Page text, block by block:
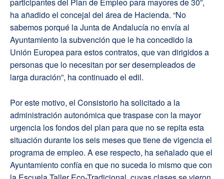
ha añadido el concejal del área de Hacienda. “No
sabemos porqué la Junta de Andalucía no envía al
Ayuntamiento la subvención que le ha concedido la
Unión Europea para estos contratos, que van dirigidos a
personas que lo necesitan por ser desempleados de
larga duración”, ha continuado el edil.
Por este motivo, el Consistorio ha solicitado a la
administración autonómica que traspase con la mayor
urgencia los fondos del plan para que no se repita esta
situación durante los seis meses que tiene de vigencia el
programa de empleo. A ese respecto, ha señalado que el
Ayuntamiento confía en que no suceda lo mismo que con